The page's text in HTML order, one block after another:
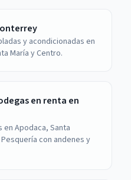
y acondicionadas en
María y Centro.
en renta en
Apodaca, Santa
con andenes y